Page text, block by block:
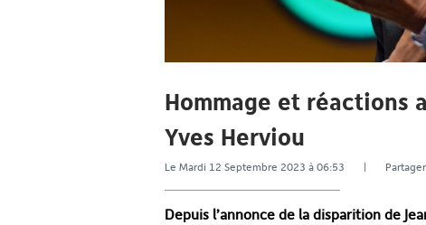
Hommage et réactions
Yves Herviou
Le Mardi 12 Septembre 2023 à 06:53 |
Depuis l’annonce de la disparition de